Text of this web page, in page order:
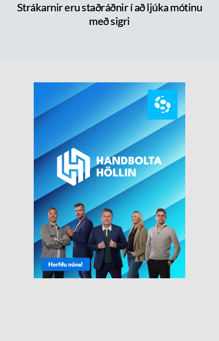
Strákarnir eru staðráðnir í að ljúka mótinu
með sigri